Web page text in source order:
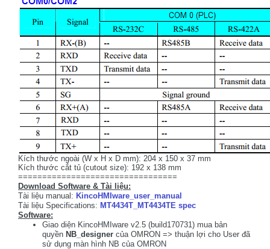
Kích thước ngoài (W x H x D mm): 204 x 150 x 37 mm
Kích thước cắt tủ (cutout size): 192 x 138 mm
=================================
Download Software & Tài liệu:
Tài liệu manual: KincoHMIware_user_manual
Tài liệu Specifications: MT4434T_MT4434TE spec
Software:
Giao diện KincoHMIware v2.5 (build170731) mua bản
quyền NB_designer của OMRON => thuận lợi cho User đã
sử dụng màn hình NB của OMRON